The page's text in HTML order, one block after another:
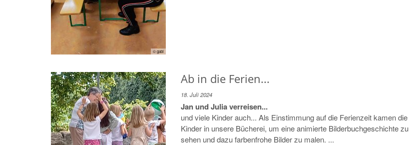
© gabi
Ab in die Ferien...
18. Juli 2024
Jan und Julia verreisen...
und viele Kinder auch... Als Einstimmung auf die Ferienzeit kamen die
Kinder in unsere Bücherei, um eine animierte Bilderbuchgeschichte zu
sehen und dazu farbenfrohe Bilder zu malen. ...